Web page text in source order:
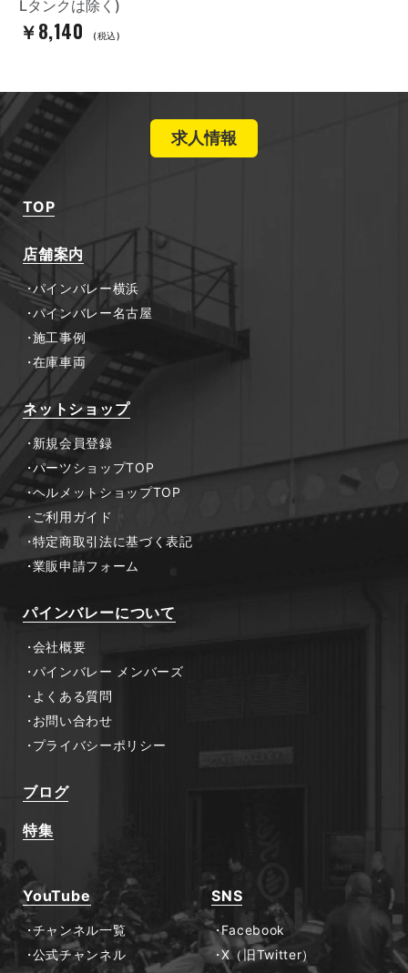
Lタンクは除く)
￥8,140 (税込)
求人情報
TOP
店舗案内
パインバレー横浜
パインバレー名古屋
施工事例
在庫車両
ネットショップ
新規会員登録
パーツショップTOP
ヘルメットショップTOP
ご利用ガイド
特定商取引法に基づく表記
業販申請フォーム
パインバレーについて
会社概要
パインバレー メンバーズ
よくある質問
お問い合わせ
プライバシーポリシー
ブログ
特集
YouTube
チャンネル一覧
公式チャンネル
SNS
Facebook
X（旧Twitter）